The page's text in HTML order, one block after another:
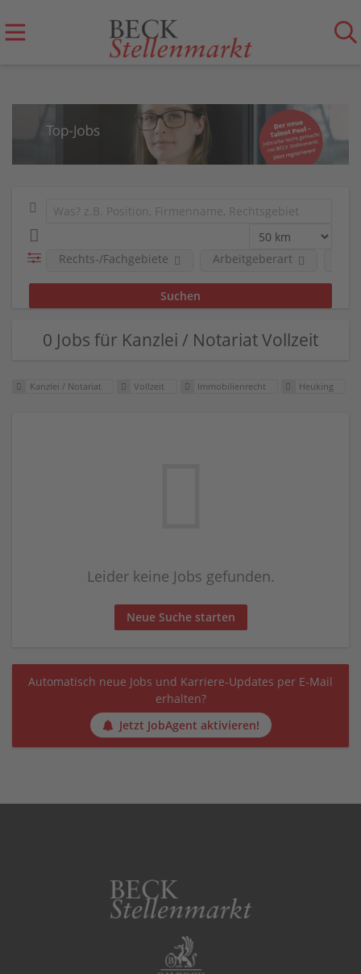
Rechts-/Fachgebiete Arbeitgeberart
0 Jobs für Kanzlei / Notariat Vollzeit
Kanzlei / Notariat Vollzeit Immobilienrecht Heuking
Leider keine Jobs gefunden.
Neue Suche starten
Automatisch neue Jobs und Karriere-Updates per E-Mail
erhalten?
Jetzt JobAgent aktivieren!